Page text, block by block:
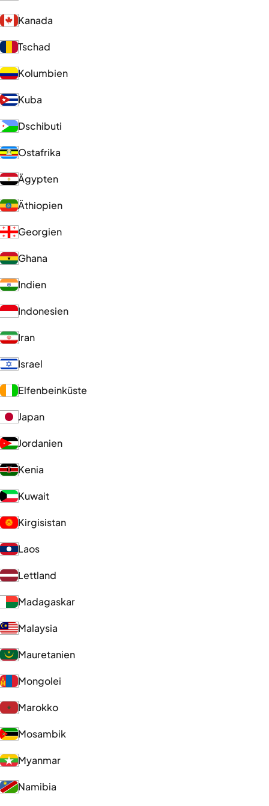
Kanada
Tschad
Kolumbien
Kuba
Dschibuti
Ostafrika
Ägypten
Äthiopien
Georgien
Ghana
Indien
Indonesien
Iran
Israel
Elfenbeinküste
Japan
Jordanien
Kenia
Kuwait
Kirgisistan
Laos
Lettland
Madagaskar
Malaysia
Mauretanien
Mongolei
Marokko
Mosambik
Myanmar
Namibia